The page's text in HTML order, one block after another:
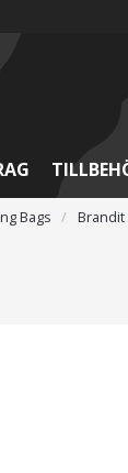
Bags Brandit